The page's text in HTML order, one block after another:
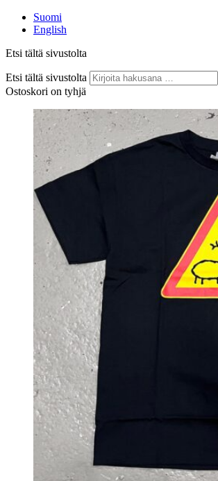
Suomi
English
Etsi tältä sivustolta
Etsi tältä sivustolta
Ostoskori on tyhjä